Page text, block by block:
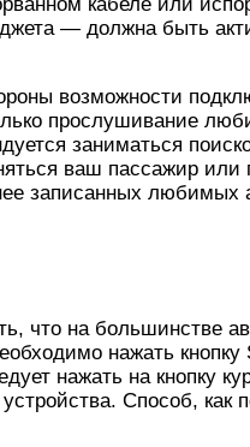
— должна быть
возможности
прослушивание
заниматься
ваш пассажир или
записанных любимых
что на большинстве
нажать
нажать на кнопку
Способ, как